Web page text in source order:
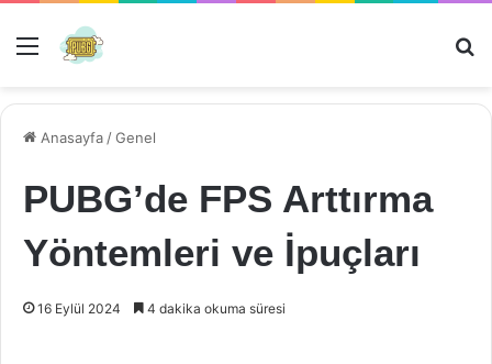
Menü
Anasayfa /Genel
PUBG’de FPS Arttırma
Yöntemleri ve İpuçları
16 Eylül 2024 4 dakika okuma süresi